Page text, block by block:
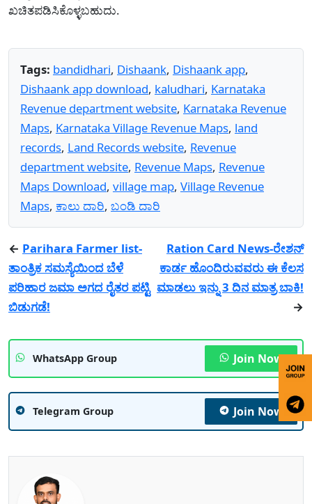
ಖಚಿತಪಡಿಸಿಕೊಳ್ಳಬಹುದು.
Tags: bandidhari, Dishaank, Dishaank app,
Dishaank app download, kaludhari, Karnataka
Revenue department website, Karnataka Revenue
Maps, Karnataka Village Revenue Maps, land
records, Land Records website, Revenue
department website, Revenue Maps, Revenue
Maps Download, village map, Village Revenue
Maps, ಕಾಲು ದಾರಿ, ಬಂಡಿ ದಾರಿ
← Parihara Farmer list-
ತಾಂತ್ರಿಕ ಸಮಸ್ಯೆಯಿಂದ ಬೆಳೆ
ಪರಿಹಾರ ಜಮಾ ಅಗದ ರೈತರ ಪಟ್ಟಿ
ಬಿಡುಗಡೆ!
Ration Card News-ರೇಶನ್
ಕಾರ್ಡ ಹೊಂದಿರುವವರು ಈ ಕೆಲಸ
ಮಾಡಲು ಇನ್ನು 3 ದಿನ ಮಾತ್ರ ಬಾಕಿ!
→
WhatsApp Group Join Now
Telegram Group Join Now